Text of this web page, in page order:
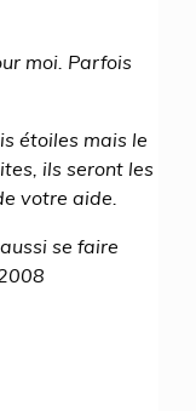
moi. Parfois
étoiles mais le
ils seront les
votre aide.
se faire